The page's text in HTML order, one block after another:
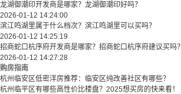
龙湖御潮印开发商是哪家？龙湖御潮印好吗？
2026-01-12 14:24:00
滨江鸣湖里属于什么档次？滨江鸣湖里可以买吗？
2026-01-12 14:25:19
招商蛇口杭序府开发商是哪家？招商蛇口杭序府建议买吗？
2026-01-12 14:27:28
购房指南
杭州临安区低密洋房推荐：临安区纯改善社区有哪些？
​​杭州临平区有哪些高性价比楼盘？2025想买房的快来看！​